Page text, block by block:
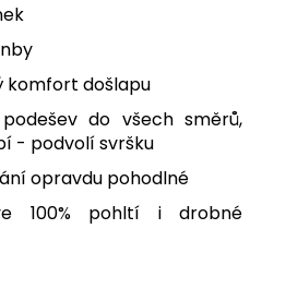
komfort došlapu
do všech směrů,
- podvolí svršku
opravdu pohodlné
100% pohltí i drobné